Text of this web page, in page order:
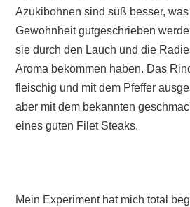
Azukibohnen sind süß besser,
Gewohnheit gutgeschrieben
sie durch den Lauch und die
Aroma bekommen haben. Das
fleischig und mit dem Pfeffer
aber mit dem bekannten
eines guten Filet Steaks.
Mein Experiment hat mich total